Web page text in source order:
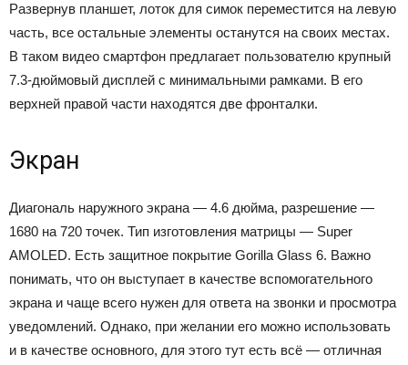
Развернув планшет, лоток для симок переместится на левую
часть, все остальные элементы останутся на своих местах.
В таком видео смартфон предлагает пользователю крупный
7.3-дюймовый дисплей с минимальными рамками. В его
верхней правой части находятся две фронталки.
Экран
Диагональ наружного экрана — 4.6 дюйма, разрешение —
1680 на 720 точек. Тип изготовления матрицы — Super
AMOLED. Есть защитное покрытие Gorilla Glass 6. Важно
понимать, что он выступает в качестве вспомогательного
экрана и чаще всего нужен для ответа на звонки и просмотра
уведомлений. Однако, при желании его можно использовать
и в качестве основного, для этого тут есть всё — отличная